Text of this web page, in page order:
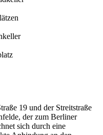
19 und der Streitstraße
der zum Berliner
sich durch eine